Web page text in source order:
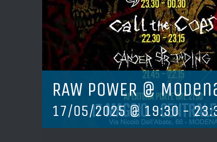
RAW POWER @
17/05/2025 @ 19:30-